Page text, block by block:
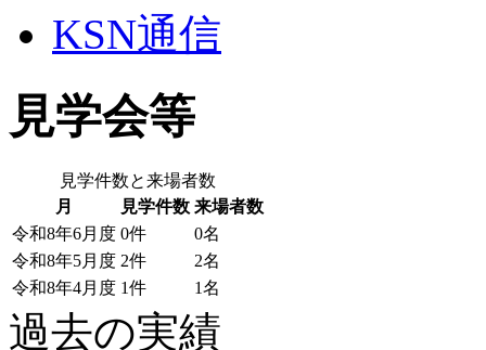
KSN通信
見学会等
見学件数と来場者数
月
見学件数 来場者数
令和8年6月度 0件
0名
令和8年5月度 2件
2名
令和8年4月度 1件 1名
過去の実績